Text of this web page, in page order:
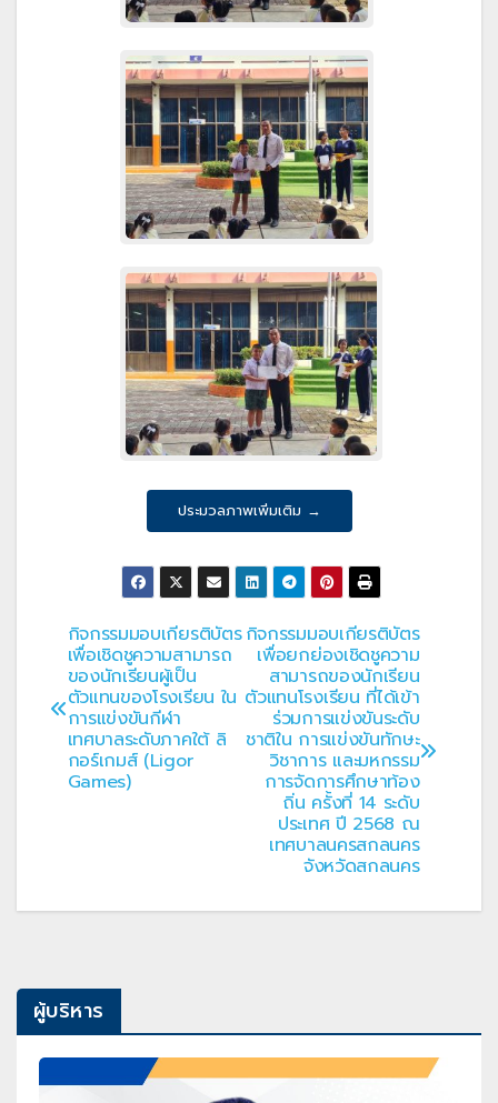
ประมวลภาพเพิ่มเติม →
แนะแนว
เรื่อง
กิจกรรมมอบเกียรติบัตร
เพื่อยกย่องเชิดชูความ
สามารถของนักเรียน
ตัวแทนโรงเรียน ที่ได้เข้า
ร่วมการแข่งขันระดับ
ชาติใน การแข่งขันทักษะ
วิชาการ และมหกรรม
การจัดการศึกษาท้อง
ถิ่น ครั้งที่ 14 ระดับ
ประเทศ ปี 2568 ณ
เทศบาลนครสกลนคร
จังหวัดสกลนคร
กิจกรรมมอบเกียรติบัตร
เพื่อเชิดชูความสามารถ
ของนักเรียนผู้เป็น
ตัวแทนของโรงเรียน ใน
การแข่งขันกีฬา
เทศบาลระดับภาคใต้ ลิ
กอร์เกมส์ (Ligor
Games)
ผู้บริหาร